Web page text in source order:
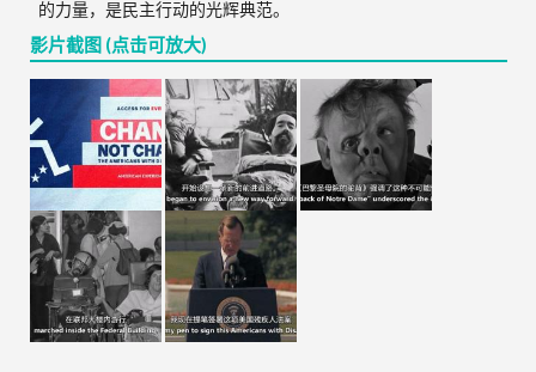
的力量，是民主行动的光辉典范。
影片截图 (点击可放大)